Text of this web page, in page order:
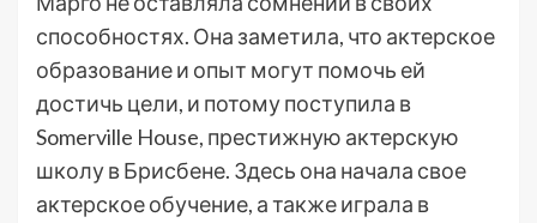
способностях. Она заметила, что актерское
образование и опыт могут помочь ей
достичь цели, и потому поступила в
Somerville House, престижную актерскую
школу в Брисбене. Здесь она начала свое
актерское обучение, а также играла в